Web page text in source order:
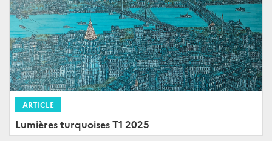
ARTICLE
Lumières turquoises T1 2025